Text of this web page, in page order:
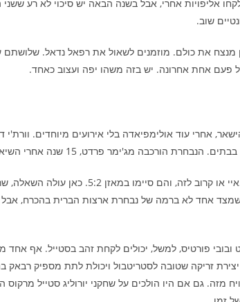
אמנם לקחו אליפויות אחרי, אבל בשנה הבאה יש סיכוי לא רע
שוב.
את כולם. מוזמנים לשאול את רפאל נדאל. שלושתם
פעם אחת אחרונה. יש בזה משהו יפה ועצוב כאחד.
אחרי עוד אולימפיאדה בלי אירועים מיוחדים.
פרדט, 15 שנה אחרי השיא, קניון מארי, מארים מדוקס ודילן טראוויס.
שלושת האחרונים בלי דקה באן.בי.איי או
שמצד אחד לא ברמה של נבחרת ארצות הברית בהכרח, אבל
ובובי פורטיס, למשל, יכולים לקחת זהב בסטייל. אף
זריקה שטובה לסטריטבול ויכולת לתת מספיק
מזה. גם אם היו הולכים על שחקני יורוליג סטייל מרקוס